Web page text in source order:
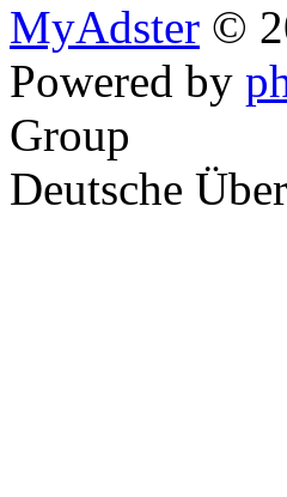
MyAdster ©
Powered by
Group
Deutsche